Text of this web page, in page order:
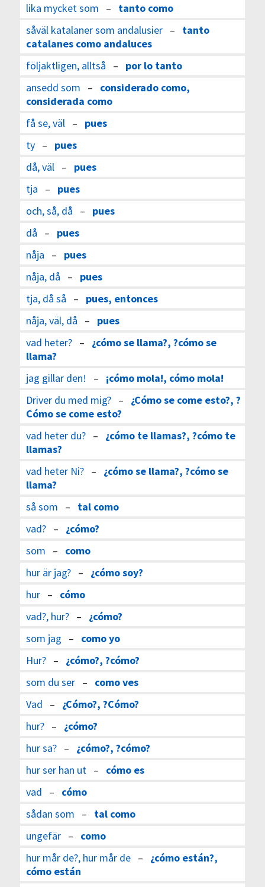
lika mycket som – tanto como
såväl katalaner som andalusier– tanto
catalanes como andaluces
följaktligen, alltså – por lo tanto
ansedd som – considerado como,
considerada como
få se, väl– pues
ty– pues
då, väl– pues
tja – pues
och, så, då – pues
då – pues
nåja – pues
nåja, då – pues
tja, då så – pues, entonces
nåja, väl, då – pues
vad heter?– ¿cómo se llama?, ?cómo se
llama?
jag gillar den! – ¡cómo mola!, cómo mola!
Driver du med mig?– ¿Cómo se come esto?, ?
Cómo se come esto?
vad heter du?– ¿cómo te llamas?, ?cómo te
llamas?
vad heter Ni?– ¿cómo se llama?, ?cómo se
llama?
så som – tal como
vad?– ¿cómo?
som – como
hur är jag?– ¿cómo soy?
hur– cómo
vad?, hur?– ¿cómo?
som jag – como yo
Hur?– ¿cómo?, ?cómo?
som du ser– como ves
Vad – ¿Cómo?, ?Cómo?
hur?– ¿cómo?
hur sa?– ¿cómo?, ?cómo?
hur ser han ut– cómo es
vad – cómo
sådan som – tal como
ungefär– como
hur mår de?, hur mår de– ¿cómo están?,
cómo están